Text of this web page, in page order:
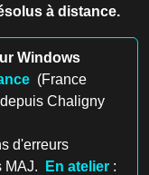
à distance.
Windows
(France
Chaligny
d'erreurs
MAJ.
En atelier :